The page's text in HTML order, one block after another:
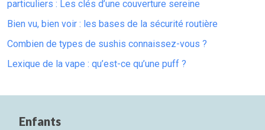
particuliers : Les clés d’une couverture sereine
Bien vu, bien voir : les bases de la sécurité routière
Combien de types de sushis connaissez-vous ?
Lexique de la vape : qu’est-ce qu’une puff ?
Enfants